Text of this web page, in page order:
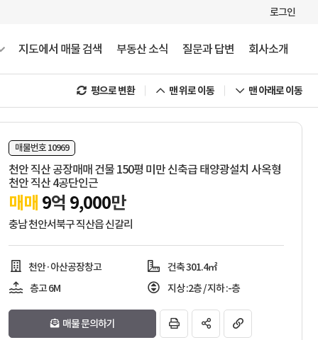
로그인
지도에서 매물 검색 부동산 소식 질문과 답변 회사소개
평으로 변환 맨 위로 이동 맨 아래로 이동
매물번호 10969
천안 직산 공장매매 건물 150평 미만 신축급 태양광설치 사옥형
천안 직산 4공단인근
매매 9억 9,000만
충남 천안서북구 직산읍 신갈리
천안·아산공장창고
건축 301.4㎡
층고 6M
지상 :2층/지하 :-층
매물 문의하기